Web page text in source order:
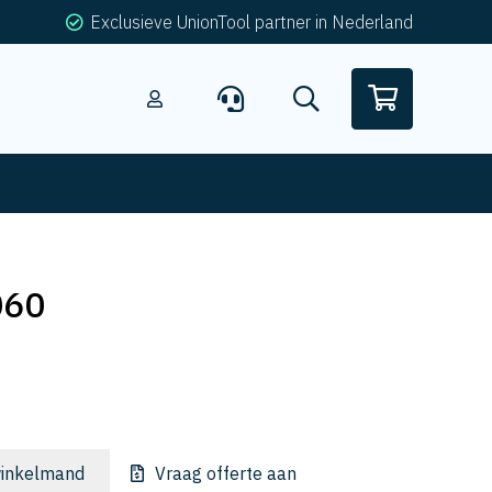
Exclusieve UnionTool partner in Nederland
Vraag offerte aan